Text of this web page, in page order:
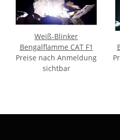
Weiß-Blinker
Bengalflamme CAT F1
Preise nach Anmeldung
sichtbar